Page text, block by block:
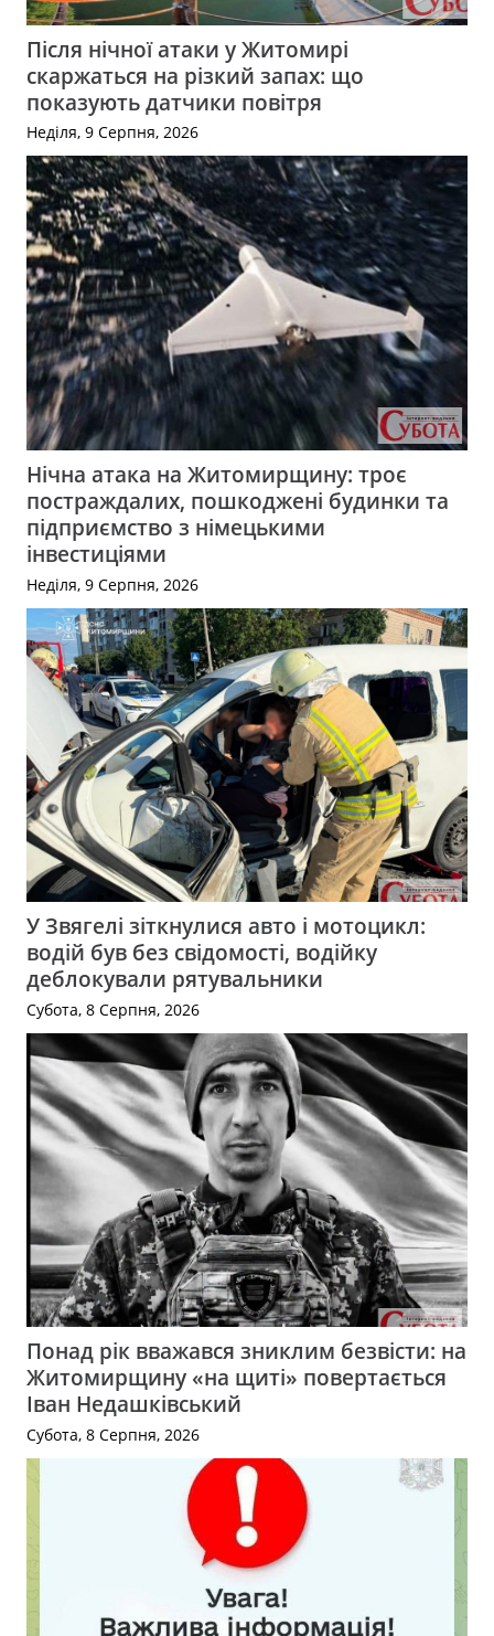
Після нічної атаки у Житомирі
скаржаться на різкий запах: що
показують датчики повітря
Неділя, 9 Серпня, 2026
Нічна атака на Житомирщину: троє
постраждалих, пошкоджені будинки та
підприємство з німецькими
інвестиціями
Неділя, 9 Серпня, 2026
У Звягелі зіткнулися авто і мотоцикл:
водій був без свідомості, водійку
деблокували рятувальники
Субота, 8 Серпня, 2026
Понад рік вважався зниклим безвісти: на
Житомирщину «на щиті» повертається
Іван Недашківський
Субота, 8 Серпня, 2026